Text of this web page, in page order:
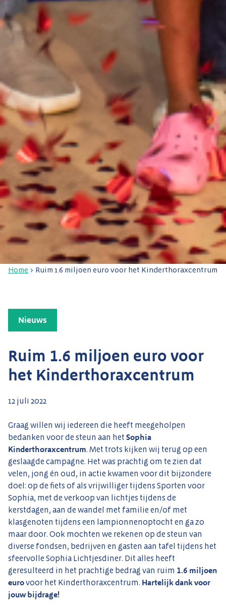
Home > Ruim 1.6 miljoen euro voor het Kinderthoraxcentrum
Nieuws
Ruim 1.6 miljoen euro voor
het Kinderthoraxcentrum
12 juli 2022
Graag willen wij iedereen die heeft meegeholpen
bedanken voor de steun aan het Sophia
Kinderthoraxcentrum. Met trots kijken wij terug op een
geslaagde campagne. Het was prachtig om te zien dat
velen, jong én oud, in actie kwamen voor dit bijzondere
doel: op de fiets of als vrijwilliger tijdens Sporten voor
Sophia, met de verkoop van lichtjes tijdens de
kerstdagen, aan de wandel met familie en/of met
klasgenoten tijdens een lampionnenoptocht en ga zo
maar door. Ook mochten we rekenen op de steun van
diverse fondsen, bedrijven en gasten aan tafel tijdens het
sfeervolle Sophia Lichtjesdiner. Dit alles heeft
geresulteerd in het prachtige bedrag van ruim 1.6 miljoen
eurovoor het Kinderthoraxcentrum. Hartelijk dank voor
jouw bijdrage!